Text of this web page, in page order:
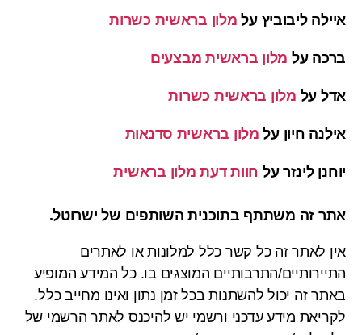
איילה ליבוביץ על מלון בראשית כשרות
ברכה על מלון בראשית מבצעים
אדל על מלון בראשית כשרות
אילנה חיון על מלון בראשית סדנאות
יוחנן לינזר על חוות דעת מלון בראשית
אתר זה משתתף בתוכנית השותפים של ישרוטל.
אין לאתר זה כל קשר כלל למלונות או לאתרים
התיירותיים/התרבותיים המוצגים בו. כל המידע המופיע
באתר זה יכול להשתנות בכל זמן נתון ואינו מחייב כלל.
לקריאת מידע עדכני ורשמי יש להיכנס לאתר הרשמי של